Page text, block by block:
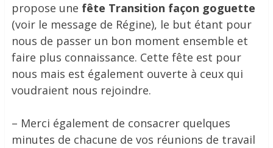
propose une fête Transition façon goguette
(voir le message de Régine), le but étant pour
nous de passer un bon moment ensemble et
faire plus connaissance. Cette fête est pour
nous mais est également ouverte à ceux qui
voudraient nous rejoindre.
– Merci également de consacrer quelques
minutes de chacune de vos réunions de travail